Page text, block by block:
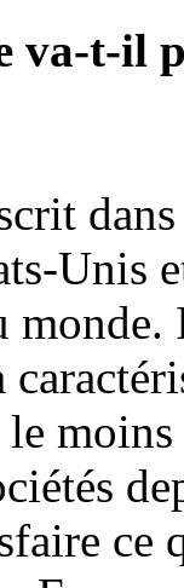
va-t-il
Unis
ce